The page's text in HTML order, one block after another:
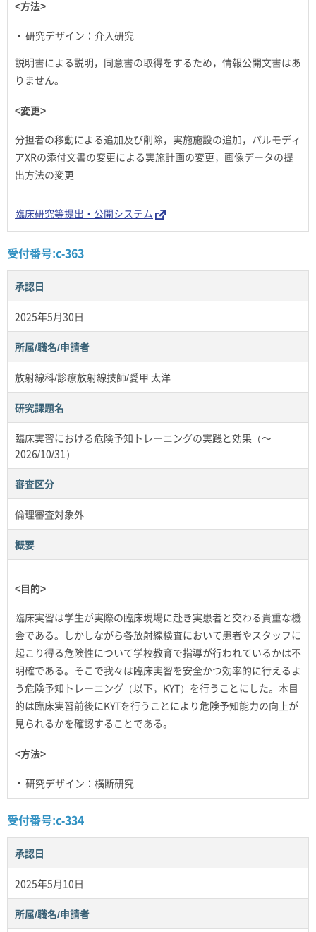
<方法>
研究デザイン：介入研究
説明書による説明，同意書の取得をするため，情報公開文書はあ
りません。
<変更>
分担者の移動による追加及び削除，実施施設の追加，パルモディ
アXRの添付文書の変更による実施計画の変更，画像データの提
出方法の変更
臨床研究等提出・公開システム
受付番号:c-363
承認日
2025年5月30日
所属/職名/申請者
放射線科/診療放射線技師/愛甲 太洋
研究課題名
臨床実習における危険予知トレーニングの実践と効果（～
2026/10/31）
審査区分
倫理審査対象外
概要
<目的>
臨床実習は学生が実際の臨床現場に赴き実患者と交わる貴重な機
会である。しかしながら各放射線検査において患者やスタッフに
起こり得る危険性について学校教育で指導が行われているかは不
明確である。そこで我々は臨床実習を安全かつ効率的に行えるよ
う危険予知トレーニング（以下，KYT）を行うことにした。本目
的は臨床実習前後にKYTを行うことにより危険予知能力の向上が
見られるかを確認することである。
<方法>
研究デザイン：横断研究
受付番号:c-334
承認日
2025年5月10日
所属/職名/申請者